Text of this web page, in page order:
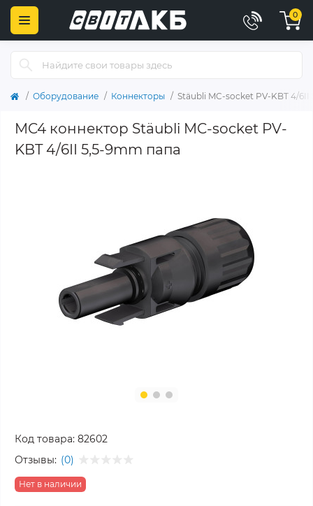
0
Оборудование Коннекторы Stäubli MC-socket PV-KBT 4/
MC4 коннектор Stäubli MC-socket PV-
KBT 4/6II 5,5-9mm папа
Код товара: 82602
Отзывы: (0)
Нет в наличии